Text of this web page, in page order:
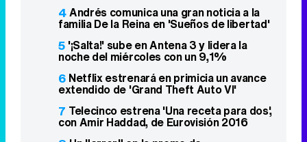
4Andrés comunica una gran noticia a la
familia De la Reina en 'Sueños de libertad'
5 '¡Salta!' sube en Antena 3 y lidera la
noche del miércoles con un 9,1%
6 Netflix estrenará en primicia un avance
extendido de 'Grand Theft Auto VI'
7 Telecinco estrena 'Una receta para dos',
con Amir Haddad, de Eurovisión 2016